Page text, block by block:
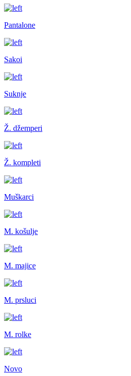
Pantalone
Sakoi
Suknje
Ž. džemperi
Ž. kompleti
Muškarci
M. košulje
M. majice
M. prsluci
M. rolke
Novo